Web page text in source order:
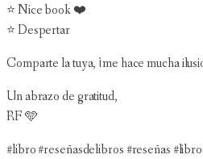
⭐️ Nice book ❤️
⭐️ Despertar
Comparte la tuya, ¡me hace mucha
Un abrazo de gratitud,
RF 🩵
#libro #reseñasdelibros #reseñas